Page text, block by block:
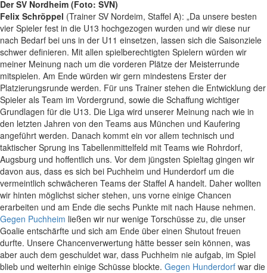
Der SV Nordheim (Foto: SVN)
Felix Schröppel (Trainer SV Nordeim, Staffel A): „Da unsere besten
vier Spieler fest in die U13 hochgezogen wurden und wir diese nur
nach Bedarf bei uns in der U11 einsetzen, lassen sich die Saisonziele
schwer definieren. Mit allen spielberechtigten Spielern würden wir
meiner Meinung nach um die vorderen Plätze der Meisterrunde
mitspielen. Am Ende würden wir gern mindestens Erster der
Platzierungsrunde werden. Für uns Trainer stehen die Entwicklung der
Spieler als Team im Vordergrund, sowie die Schaffung wichtiger
Grundlagen für die U13. Die Liga wird unserer Meinung nach wie in
den letzten Jahren von den Teams aus München und Kaufering
angeführt werden. Danach kommt ein vor allem technisch und
taktischer Sprung ins Tabellenmittelfeld mit Teams wie Rohrdorf,
Augsburg und hoffentlich uns. Vor dem jüngsten Spieltag gingen wir
davon aus, dass es sich bei Puchheim und Hunderdorf um die
vermeintlich schwächeren Teams der Staffel A handelt. Daher wollten
wir hinten möglichst sicher stehen, uns vorne einige Chancen
erarbeiten und am Ende die sechs Punkte mit nach Hause nehmen.
Gegen Puchheim ließen wir nur wenige Torschüsse zu, die unser
Goalie entschärfte und sich am Ende über einen Shutout freuen
durfte. Unsere Chancenverwertung hätte besser sein können, was
aber auch dem geschuldet war, dass Puchheim nie aufgab, im Spiel
blieb und weiterhin einige Schüsse blockte. Gegen Hunderdorf war die